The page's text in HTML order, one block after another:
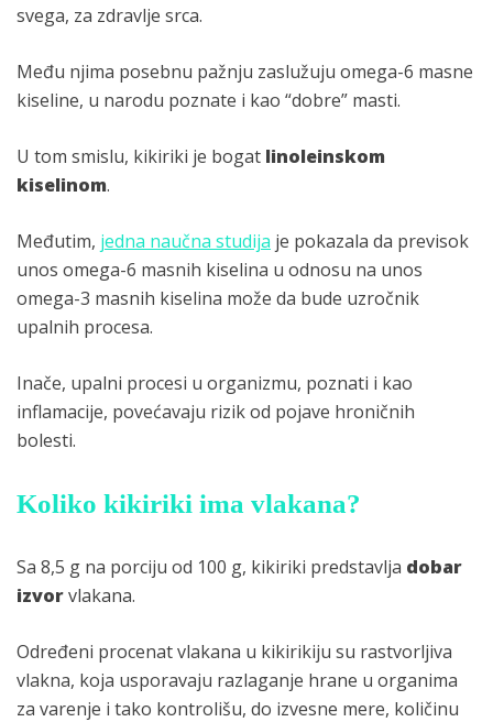
svega, za zdravlje srca.
Među njima posebnu pažnju zaslužuju omega-6 masne
kiseline, u narodu poznate i kao “dobre” masti.
U tom smislu, kikiriki je bogat linoleinskom
kiselinom.
Međutim, jedna naučna studija je pokazala da previsok
unos omega-6 masnih kiselina u odnosu na unos
omega-3 masnih kiselina može da bude uzročnik
upalnih procesa.
Inače, upalni procesi u organizmu, poznati i kao
inflamacije, povećavaju rizik od pojave hroničnih
bolesti.
Koliko kikiriki ima vlakana?
Sa 8,5 g na porciju od 100 g, kikiriki predstavlja dobar
izvorvlakana.
Određeni procenat vlakana u kikirikiju su rastvorljiva
vlakna, koja usporavaju razlaganje hrane u organima
za varenje i tako kontrolišu, do izvesne mere, količinu